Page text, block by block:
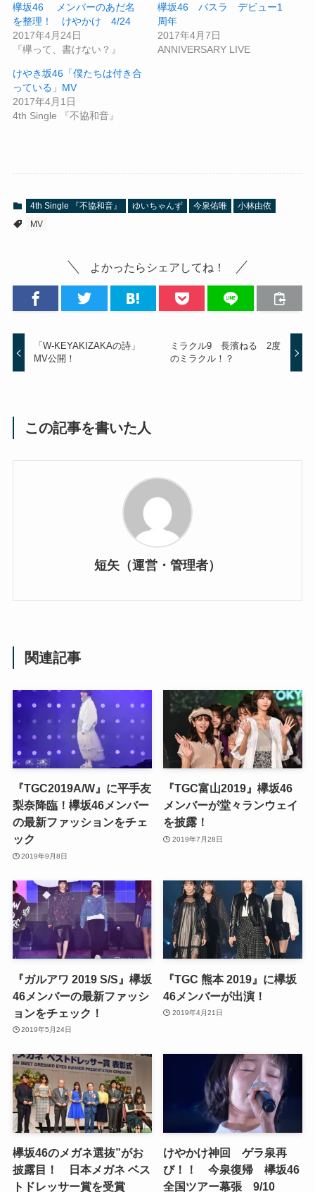
欅坂46 メンバーのあだ名
を整理！ けやかけ 4/24
2017年4月24日
『欅って、書けない？』
欅坂46 バスラ デビュー1
周年
2017年4月7日
ANNIVERSARY LIVE
けやき坂46「僕たちは付き合
っている」MV
2017年4月1日
4th Single 『不協和音』
4th Single 『不協和音』 ゆいちゃんず 今泉佑唯
小林由依
MV
よかったらシェアしてね！
「W-KEYAKIZAKAの詩」
MV公開！
ミラクル9 長濱ねる 2度
のミラクル！？
この記事を書いた人
短矢（運営・管理者）
関連記事
『TGC2019A/W』に平手友
梨奈降臨！欅坂46メンバー
の最新ファッションをチェ
ック
2019年9月8日
『TGC富山2019』欅坂46
メンバーが堂々ランウェイ
を披露！
2019年7月28日
『ガルアワ 2019 S/S』欅坂
46メンバーの最新ファッシ
ョンをチェック！
2019年5月24日
『TGC 熊本 2019』に欅坂
46メンバーが出演！
2019年4月21日
欅坂46のメガネ選抜”がお
披露目！ 日本メガネ ベス
トドレッサー賞を受賞
けやかけ神回 ゲラ泉再
び！！ 今泉復帰 欅坂46
全国ツアー幕張 9/10